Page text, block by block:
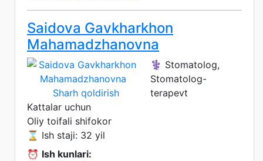
Saidova Gavkharkhon
Mahamadzhanovna
Sharh qoldirish
⚕️ Stomatolog,
Stomatolog-
terapevt
Kattalar uchun
Oliy toifali shifokor
⌛ Ish staji: 32 yil
⏰ Ish kunlari: